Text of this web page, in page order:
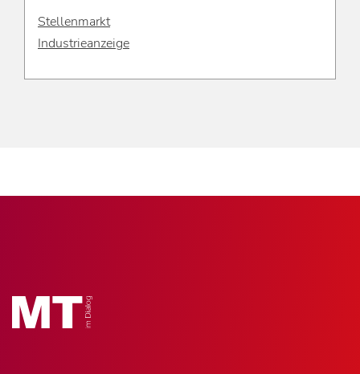
Stellenmarkt
Industrieanzeige